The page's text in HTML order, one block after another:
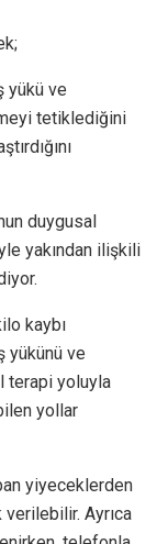
yükü ve
tetiklediğini
duygusal
yakından ilişkili
kaybı
yükünü ve
terapi yoluyla
yollar
yiyeceklerden
verilebilir. Ayrıca